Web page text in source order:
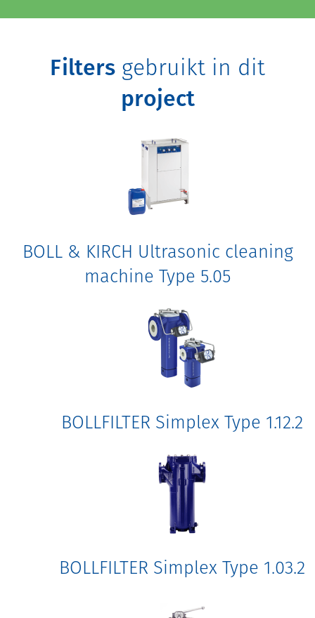
Filters gebruikt in dit
project
BOLL & KIRCH Ultrasonic cleaning
machine Type 5.05
BOLLFILTER Simplex Type 1.12.2
BOLLFILTER Simplex Type 1.03.2